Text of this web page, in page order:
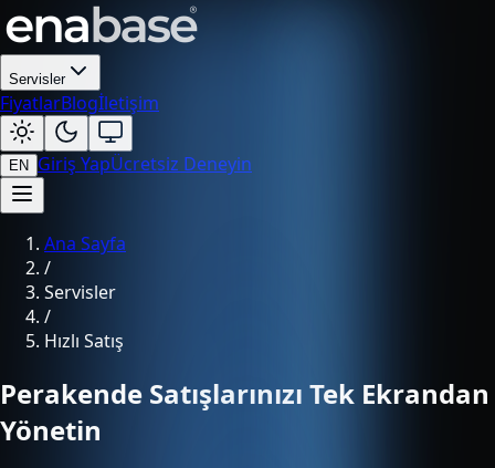
Servisler
FiyatlarBlogİletişim
EN Giriş YapÜcretsiz Deneyin
Ana Sayfa
/
Servisler
/
Hızlı Satış
Perakende Satışlarınızı Tek Ekrandan
Yönetin